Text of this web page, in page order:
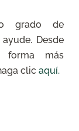
grado de
Desde
forma más
clic aquí.